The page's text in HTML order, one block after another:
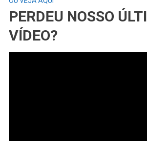
PERDEU NOSSO
VÍDEO?